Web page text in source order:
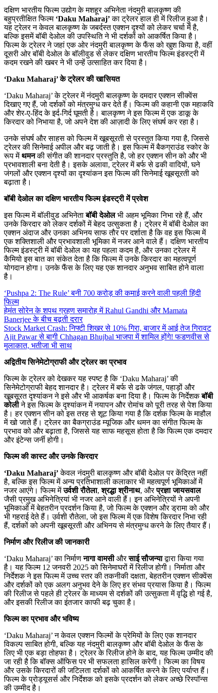
दक्षिण भारतीय फिल्म उद्योग के मशहूर अभिनेता नंदमुरी बालकृष्ण की
बहुप्रतीक्षित फिल्म ‘Daku Maharaj’का ट्रेलर हाल ही में रिलीज हुआ है।
यह ट्रेलर न केवल बालकृष्ण के जबर्दस्त एक्शन दृश्यों को लेकर चर्चा में है,
बल्कि इसमें बॉबी देओल की उपस्थिति ने भी दर्शकों को आकर्षित किया है।
फिल्म के ट्रेलर ने जहां एक ओर नंदमुरी बालकृष्ण के फैंस को खुश किया है, वहीं
दूसरी ओर बॉबी देओल के बॉलीवुड से लेकर दक्षिण भारतीय फिल्म इंडस्ट्री में
कदम रखने की खबर ने भी उन्हें उत्साहित कर दिया है।
‘Daku Maharaj’ के ट्रेलर की खासियत
‘Daku Maharaj’ के ट्रेलर में नंदमुरी बालकृष्ण के दमदार एक्शन सीक्वेंस
दिखाए गए हैं, जो दर्शकों को मंत्रमुग्ध कर देते हैं। फिल्म की कहानी एक महाकवि
और शेर-ए-हिंद के इर्द-गिर्द घूमती है। बालकृष्ण ने इस फिल्म में एक डाकू के
किरदार को निभाया है, जो अपने देश की आज़ादी के लिए संघर्ष कर रहा है।
उनके संघर्ष और साहस को फिल्म में खूबसूरती से प्रस्तुत किया गया है, जिससे
ट्रेलर की सिनेमाई अपील और बढ़ जाती है। इस फिल्म में बैकग्राउंड स्कोर के
रूप मेंथमनकी संगीत की शानदार प्रस्तुति है, जो हर एक्शन सीन को और भी
प्रभावशाली बना देती है। इसके अलावा, ट्रेलर में बर्फ से ढकी वादियों, घने
जंगलों और एक्शन दृश्यों का दृश्यांकन इस फिल्म की सिनेमाई खूबसूरती को
बढ़ाता है।
बॉबी देओल का दक्षिण भारतीय फिल्म इंडस्ट्री में प्रवेश
इस फिल्म में बॉलीवुड अभिनेताबॉबी देओलभी अहम भूमिका निभा रहे हैं, और
उनके किरदार को लेकर दर्शकों में बेहद उत्सुकता है। ट्रेलर में बॉबी देओल का
एक्शन अंदाज और उनका अभिनय साफ तौर पर दर्शाता है कि वह इस फिल्म में
एक शक्तिशाली और प्रभावशाली भूमिका में नजर आने वाले हैं। दक्षिण भारतीय
फिल्म इंडस्ट्री में बॉबी देओल का यह पहला कदम है, और उनका ट्रेलर में
कैमियो इस बात का संकेत देता है कि फिल्म में उनके किरदार का महत्वपूर्ण
योगदान होगा। उनके फैंस के लिए यह एक शानदार अनुभव साबित होने वाला
है।
‘Pushpa 2: The Rule’ बनी 700 करोड़ की कमाई करने वाली पहली हिंदी
फिल्म
हेमंत सोरेन के शपथ ग्रहण समारोह में Rahul Gandhi और Mamata
Banerjee के बीच बढ़ती दरार
Stock Market Crash: निफ्टी शिखर से 10% गिरा, बाजार में आई तेज गिरावट
Ajit Pawar से बागी Chhagan Bhujbal भाजपा में शामिल होंगे! फडणवीस से
मुलाकात, भतीजा भी साथ
अद्वितीय सिनेमेटोग्राफी और ट्रेलर का प्रभाव
फिल्म के ट्रेलर को देखकर यह स्पष्ट है कि ‘Daku Maharaj’ की
सिनेमेटोग्राफी बेहद शानदार है। ट्रेलर में बर्फ से ढके जंगल, पहाड़ों और
खूबसूरत दृश्यांकन ने इसे और भी आकर्षक बना दिया है। फिल्म के निर्देशकबॉबी
कोलीने इस फिल्म के दृश्यांकन में नयापन और रोमांच को पूरी तरह से पेश किया
है। हर एक्शन सीन को इस तरह से शूट किया गया है कि दर्शक फिल्म के माहौल
में खो जाते हैं। ट्रेलर का बैकग्राउंड म्यूजिक और थमन का संगीत फिल्म के
प्रभाव को और बढ़ाता है, जिससे यह साफ महसूस होता है कि फिल्म एक दमदार
और इंटेन्स जर्नी होगी।
फिल्म की कास्ट और उनके किरदार
‘Daku Maharaj’केवल नंदमुरी बालकृष्ण और बॉबी देओल पर केंद्रित नहीं
है, बल्कि इस फिल्म में अन्य प्रतिभाशाली कलाकार भी महत्वपूर्ण भूमिकाओं में
नजर आएंगे। फिल्म मेंउर्वशी रौतेला,श्रद्धा श्रीनाथ, औरप्रज्ञा जायसवाल
जैसी प्रमुख अभिनेत्रियां भी नजर आने वाली हैं। इन अभिनेत्रियों ने अपनी
भूमिकाओं में बेहतरीन प्रदर्शन किया है, जो फिल्म के एक्शन और ड्रामा को और
भी गहराई देते हैं। उर्वशी रौतेला, जो इस फिल्म में एक विशेष किरदार निभा रही
हैं, दर्शकों को अपनी खूबसूरती और अभिनय से मंत्रमुग्ध करने के लिए तैयार हैं।
निर्माण और रिलीज की जानकारी
‘Daku Maharaj’ का निर्माणनागा वामसीऔरसाई सौजन्याद्वारा किया गया
है। यह फिल्म 12 जनवरी 2025 को सिनेमाघरों में रिलीज होगी। निर्माता और
निर्देशक ने इस फिल्म में उच्च स्तर की तकनीकी दक्षता, बेहतरीन एक्शन सीक्वेंस
और दर्शकों को एक अलग अनुभव देने के लिए हर संभव प्रयास किया है। फिल्म
की रिलीज से पहले ही ट्रेलर के माध्यम से दर्शकों की उत्सुकता में वृद्धि हो गई है,
और इसकी रिलीज का इंतजार काफी बढ़ चुका है।
फिल्म का प्रभाव और भविष्य
‘Daku Maharaj’ न केवल एक्शन फिल्मों के प्रेमियों के लिए एक शानदार
विकल्प साबित होगी, बल्कि यह नंदमुरी बालकृष्ण और बॉबी देओल के फैंस के
लिए भी एक बड़ा तोहफा है। ट्रेलर के रिलीज होने के बाद, यह फिल्म उम्मीद की
जा रही है कि बॉक्स ऑफिस पर भी सफलता हासिल करेगी। फिल्म का विषय
और उसके किरदारों की जटिलता दर्शकों को आकर्षित करने के लिए पर्याप्त हैं।
फिल्म के प्रोड्यूसर्स और निर्देशक को इसके प्रदर्शन को लेकर अच्छे रिस्पॉन्स
की उम्मीद है।